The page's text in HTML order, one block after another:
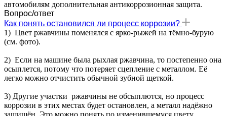
автомобилям дополнительная антикоррозионная защита.
Вопрос/ответ
Как понять остановился ли процесс коррозии?
1) Цвет ржавчины поменялся с ярко-рыжей на тёмно-бурую
(см. фото).
2) Если на машине была рыхлая ржавчина, то постепенно она
осыплется, потому что потеряет сцепление с металлом. Её
легко можно отчистить обычной зубной щеткой.
3) Другие участки ржавчины не обсыплются, но процесс
коррозии в этих местах будет остановлен, а металл надёжно
защищён. Это можно понять по изменившемуся цвету